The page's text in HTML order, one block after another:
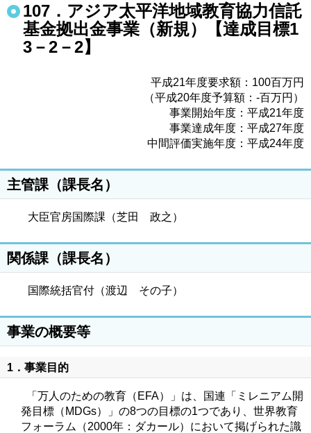
107．アジア太平洋地域教育協力信託
基金拠出金事業（新規）【達成目標1
3－2－2】
平成21年度要求額：100百万円
（平成20年度予算額：‐百万円）
事業開始年度：平成21年度
事業達成年度：平成27年度
中間評価実施年度：平成24年度
主管課（課長名）
大臣官房国際課（芝田 政之）
関係課（課長名）
国際統括官付（渡辺 その子）
事業の概要等
1．事業目的
「万人のための教育（EFA）」は、国連「ミレニアム開
発目標（MDGs）」の8つの目標の1つであり、世界教育
フォーラム（2000年：ダカール）において掲げられた識